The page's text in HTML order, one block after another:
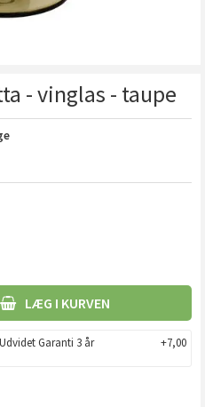
- vinglas - taupe
LÆG I KURVEN
Garanti 3 år +7,00